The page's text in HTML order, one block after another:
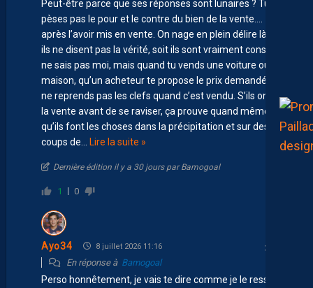
Peut-être parce que ses réponses sont lunaires ? Tu ne
pèses pas le pour et le contre du bien de la vente….
après l’avoir mis en vente. On nage en plein délire là. Soit
ils ne disent pas la vérité, soit ils sont vraiment cons. Je
ne sais pas moi, mais quand tu vends une voiture ou une
maison, qu’un acheteur te propose le prix demandé, tu
ne reprends pas les clefs quand c’est vendu. S’ils ont fait
la vente avant de se raviser, ça prouve quand même
qu’ils font les choses dans la précipitation et sur des
coups de
Lire la suite »
Dernière édition il y a 30 jours par Bamogoal
1 0
Ayo34 8 juillet 2026 11:16
En réponse à Bamogoal
Perso honnêtement, je vais te dire comme je le ressent,